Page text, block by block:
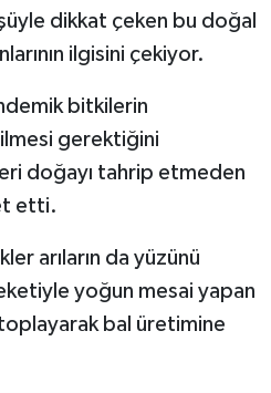
dikkat çeken bu doğal
ilgisini çekiyor.
bitkilerin
gerektiğini
doğayı tahrip etmeden
etti.
arıların da yüzünü
yoğun mesai yapan
bal üretimine